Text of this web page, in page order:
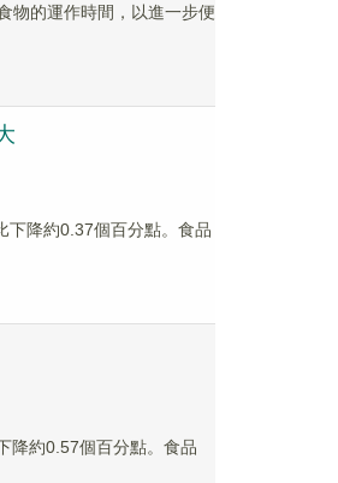
物的運作時間，以進一步便
下降約0.37個百分點。食品
降約0.57個百分點。食品